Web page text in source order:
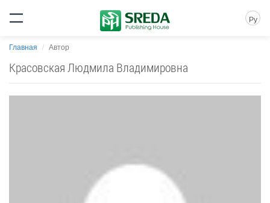
Ру
Главная Автор
Красовская Людмила Владимировна